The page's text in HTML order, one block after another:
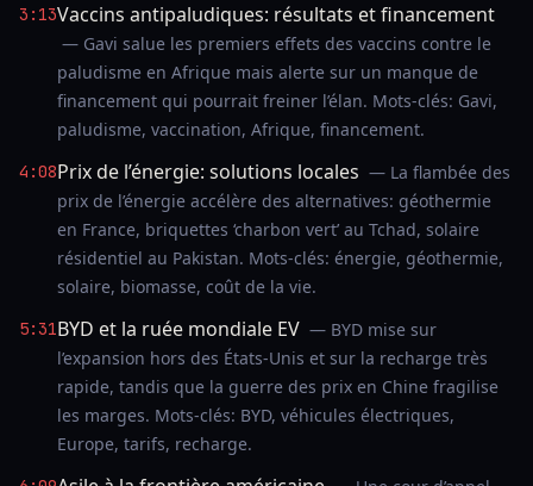
3:13Vaccins antipaludiques: résultats et financement
— Gavi salue les premiers effets des vaccins contre le
paludisme en Afrique mais alerte sur un manque de
financement qui pourrait freiner l’élan. Mots-clés: Gavi,
paludisme, vaccination, Afrique, financement.
4:08Prix de l’énergie: solutions locales — La flambée des
prix de l’énergie accélère des alternatives: géothermie
en France, briquettes ‘charbon vert’ au Tchad, solaire
résidentiel au Pakistan. Mots-clés: énergie, géothermie,
solaire, biomasse, coût de la vie.
5:31BYD et la ruée mondiale EV — BYD mise sur
l’expansion hors des États-Unis et sur la recharge très
rapide, tandis que la guerre des prix en Chine fragilise
les marges. Mots-clés: BYD, véhicules électriques,
Europe, tarifs, recharge.